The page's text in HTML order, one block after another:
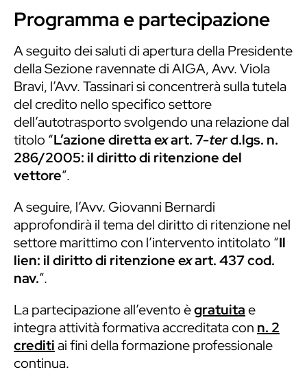
Programma e partecipazione
A seguito dei saluti di apertura della Presidente
della Sezione ravennate di AIGA, Avv. Viola
Bravi, l’Avv. Tassinari si concentrerà sulla tutela
del credito nello specifico settore
dell’autotrasporto svolgendo una relazione dal
titolo “L’azione direttaexart. 7-terd.lgs. n.
286/2005: il diritto di ritenzione del
vettore”.
A seguire, l’Avv. Giovanni Bernardi
approfondirà il tema del diritto di ritenzione nel
settore marittimo con l’intervento intitolato “Il
lien: il diritto di ritenzioneexart. 437 cod.
nav.”.
La partecipazione all’evento ègratuitae
integra attività formativa accreditata con n. 2
creditiai fini della formazione professionale
continua.